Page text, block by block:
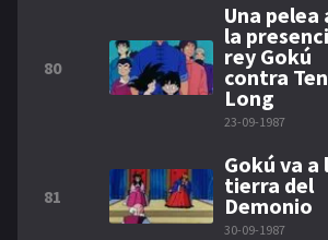
80
Una pelea
la
rey Gokú
contra
Long
23-09-1987
81
Gokú va a
tierra del
Demonio
30-09-1987